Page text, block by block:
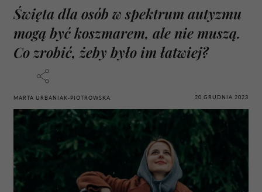
Święta dla osób w spektrum autyzmu
mogą być koszmarem, ale nie muszą.
Co zrobić, żeby było im łatwiej?
MARTA URBANIAK-PIOTROWSKA 20 GRUDNIA 2023